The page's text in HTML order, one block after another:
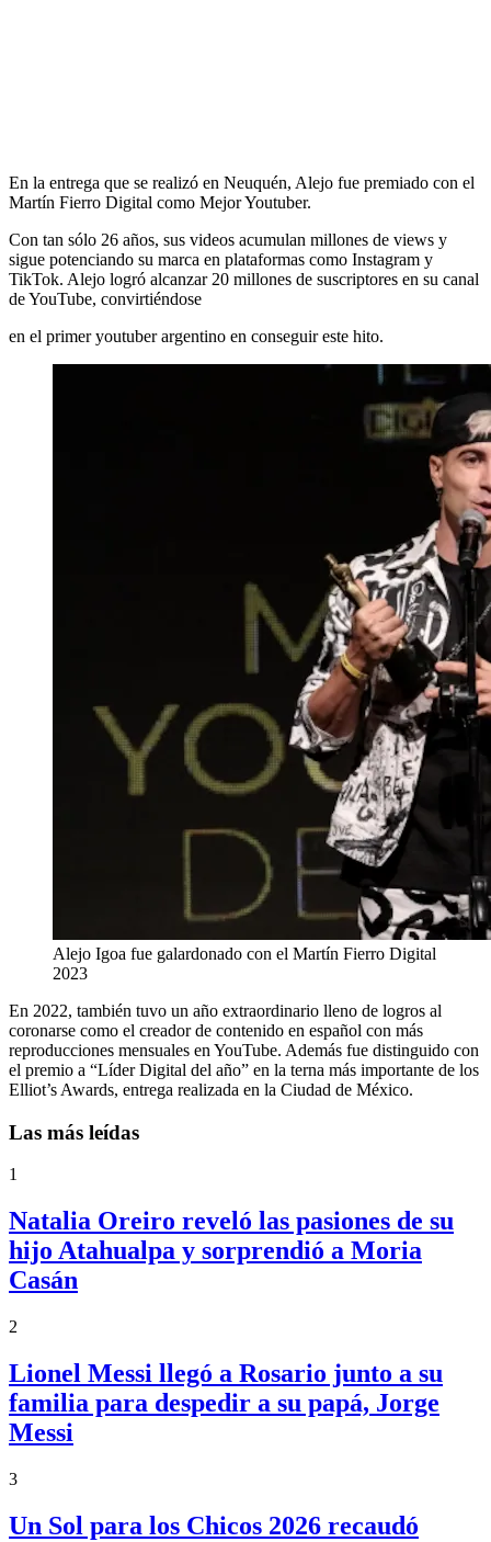
En la entrega que se realizó en Neuquén, Alejo fue premiado con el
Martín Fierro Digital como Mejor Youtuber.
Con tan sólo 26 años, sus videos acumulan millones de views y
sigue potenciando su marca en plataformas como Instagram y
TikTok. Alejo logró alcanzar 20 millones de suscriptores en su canal
de YouTube, convirtiéndose
en el primer youtuber argentino en conseguir este hito.
Alejo Igoa fue galardonado con el Martín Fierro Digital
2023
En 2022, también tuvo un año extraordinario lleno de logros al
coronarse como el creador de contenido en español con más
reproducciones mensuales en YouTube. Además fue distinguido con
el premio a “Líder Digital del año” en la terna más importante de los
Elliot’s Awards, entrega realizada en la Ciudad de México.
Las más leídas
1
Natalia Oreiro reveló las pasiones de su
hijo Atahualpa y sorprendió a Moria
Casán
2
Lionel Messi llegó a Rosario junto a su
familia para despedir a su papá, Jorge
Messi
3
Un Sol para los Chicos 2026 recaudó